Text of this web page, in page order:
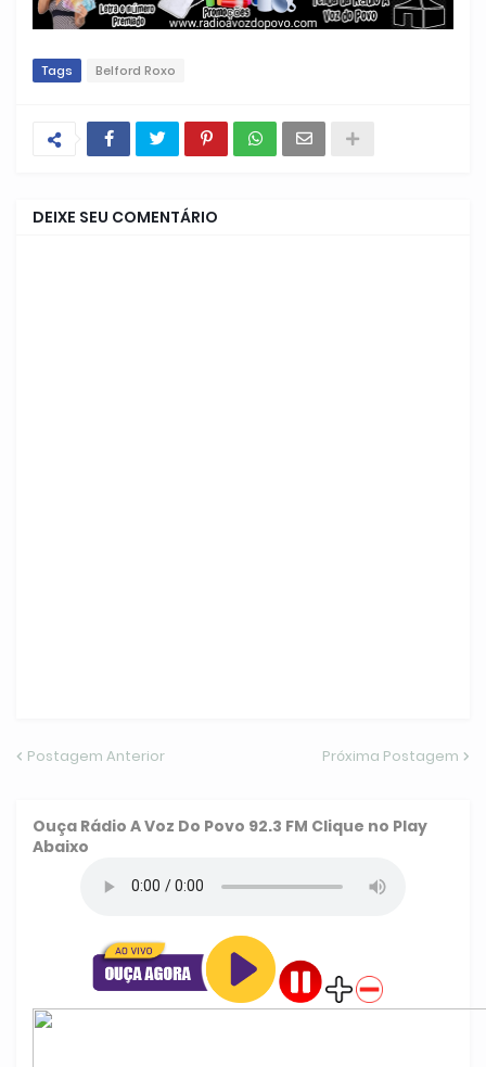
Tags Belford Roxo
DEIXE SEU COMENTÁRIO
Postagem Anterior Próxima Postagem
Ouça Rádio A Voz Do Povo 92.3 FM Clique no Play
Abaixo